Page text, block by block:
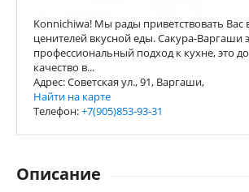
Konnichiwa! Мы рады приветствовать Вас
ценителей вкусной еды. Сакура-Варгаши
профессиональный подход к кухне, это
качество в...
Адрес: Советская ул., 91, Варгаши,
Найти на карте
Телефон:+7(905)853-93-31
Описание